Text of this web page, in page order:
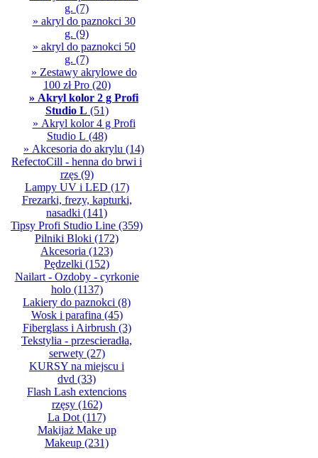
g. (7)
» akryl do paznokci 30
g. (9)
» akryl do paznokci 50
g. (7)
» Zestawy akrylowe do
100 zł Pro(20)
» Akryl kolor 2 g Profi
Studio L (51)
» Akryl kolor 4 g Profi
Studio L (48)
» Akcesoria do akrylu (14)
RefectoCill - henna do brwi i
rzęs(9)
Lampy UV i LED (17)
Frezarki, frezy, kapturki,
nasadki (141)
Tipsy Profi Studio Line (359)
Pilniki Bloki (172)
Akcesoria (123)
Pędzelki (152)
Nailart - Ozdoby - cyrkonie
holo(1137)
Lakiery do paznokci (8)
Wosk i parafina (45)
Fiberglass i Airbrush (3)
Tekstylia - przescieradła,
serwety(27)
KURSY na miejscu i
dvd (33)
Flash Lash extencions
rzęsy(162)
La Dot (117)
Makijaż Make up
Makeup (231)